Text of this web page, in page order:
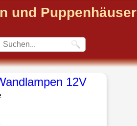
und Puppenhäuser
12V